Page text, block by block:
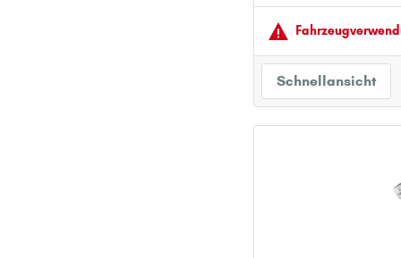
SMART
SUBARU
SUZUKI
Schnellansicht